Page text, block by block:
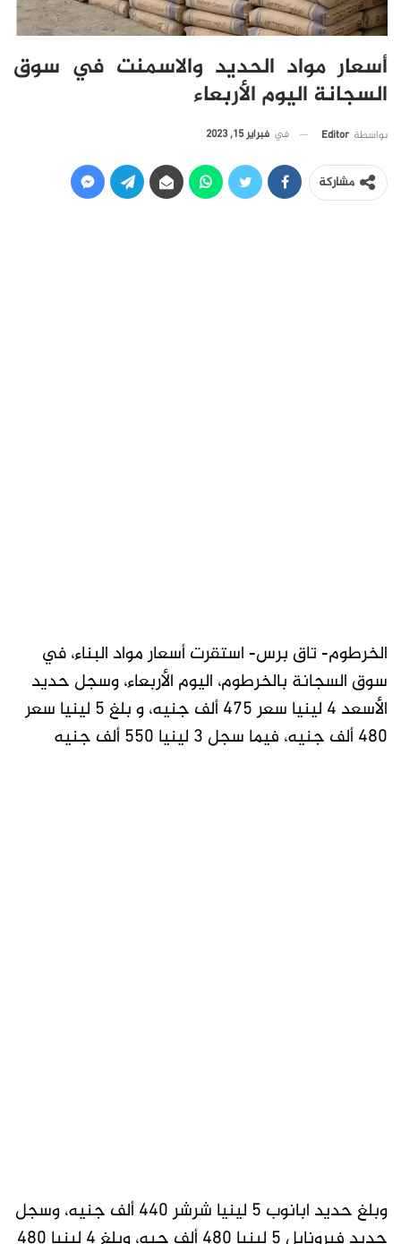
أسعار مواد الحديد والاسمنت في سوق
السجانة اليوم الأربعاء
بواسطة Editor في فبراير 15, 2023
مشاركة
الخرطوم- تاق برس- استقرت أسعار مواد البناء، في
سوق السجانة بالخرطوم، اليوم الأربعاء، وسجل حديد
الأسعد 4 لينيا سعر 475 ألف جنيه، و بلغ 5 لينيا سعر
480 ألف جنيه، فيما سجل 3 لينيا 550 ألف جنيه
وبلغ حديد ابانوب 5 لينيا شرشر 440 ألف جنيه، وسجل